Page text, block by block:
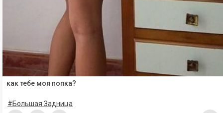
как тебе моя попка?
#Большая Задница